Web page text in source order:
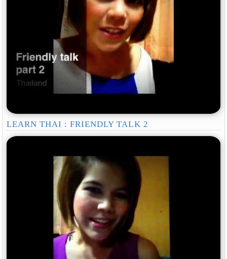
LEARN THAI : FRIENDLY TALK 2